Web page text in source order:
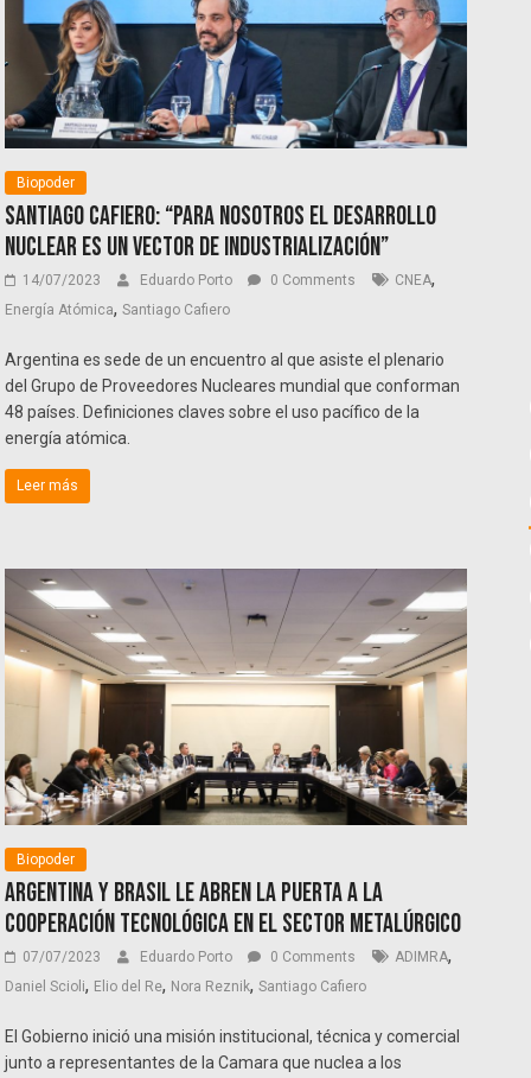
Biopoder
Santiago Cafiero: “Para nosotros el desarrollo
nuclear es un vector de industrialización”
14/07/2023 Eduardo Porto 0 Comments CNEA,
Energía Atómica,Santiago Cafiero
Argentina es sede de un encuentro al que asiste el plenario
del Grupo de Proveedores Nucleares mundial que conforman
48 países. Definiciones claves sobre el uso pacífico de la
energía atómica.
Leer más
Biopoder
Argentina y Brasil le abren la puerta a la
cooperación tecnológica en el sector metalúrgico
07/07/2023 Eduardo Porto 0 Comments ADIMRA,
Daniel Scioli, Elio del Re, Nora Reznik,Santiago Cafiero
El Gobierno inició una misión institucional, técnica y comercial
junto a representantes de la Camara que nuclea a los